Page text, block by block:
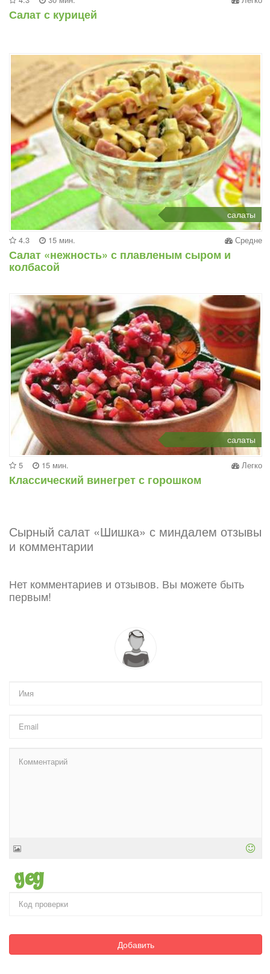
Салат с курицей
салаты
4.3 15 мин. Средне
Салат «нежность» с плавленым сыром и
колбасой
салаты
5 15 мин. Легко
Классический винегрет с горошком
Сырный салат «Шишка» с миндалем отзывы
и комментарии
Нет комментариев и отзывов. Вы можете быть
первым!
Добавить